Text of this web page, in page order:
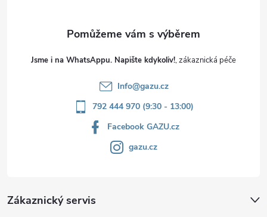
Jsme i na WhatsAppu. Napište kdykoliv!
Info@gazu.cz
792 444 970 (9:30 - 13:00)
Facebook GAZU.cz
gazu.cz
Zákaznický servis